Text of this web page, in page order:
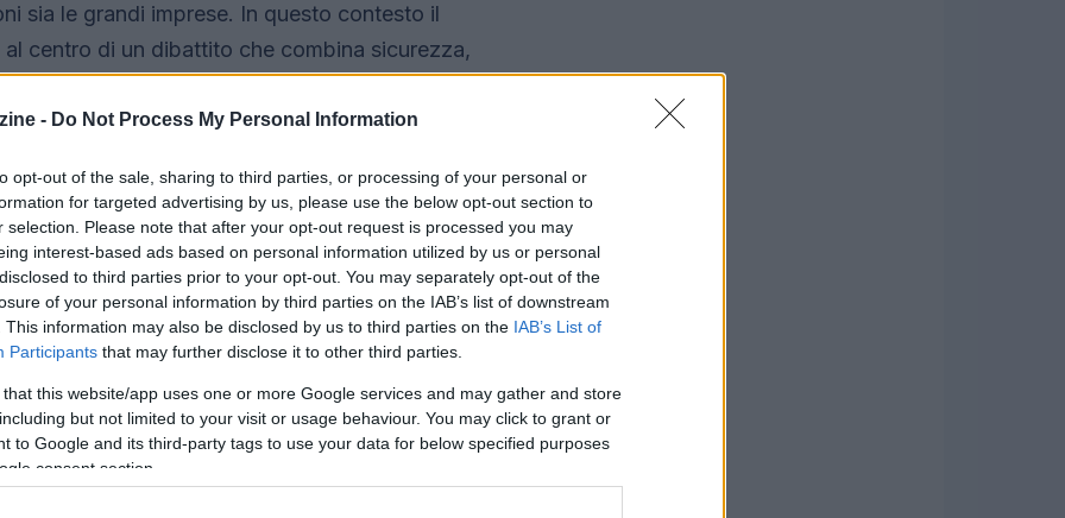
- Do Not Process My Personal Information
opt-out of the sale, sharing to third parties, or processing of your personal or
for targeted advertising by us, please use the below opt-out section to
selection. Please note that after your opt-out request is processed you may
interest-based ads based on personal information utilized by us or personal
to third parties prior to your opt-out. You may separately opt-out of the
of your personal information by third parties on the IAB’s list of downstream
This information may also be disclosed by us to third parties on the IAB’s List of
Participants that may further disclose it to other third parties.
that this website/app uses one or more Google services and may gather and store
but not limited to your visit or usage behaviour. You may click to grant or
to Google and its third-party tags to use your data for below specified purposes
consent section.
sia le grandi imprese. In questo contesto il
centro di un dibattito che combina sicurezza,
il focus non è più solo fornire connettività,
e servizi rimangano sotto controllo affidabile.
operatori globali su questi temi.